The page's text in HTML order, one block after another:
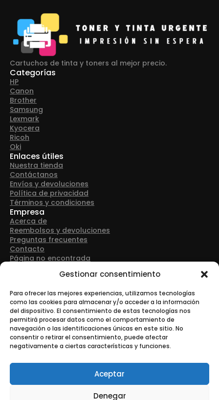
Gestionar consentimiento
Para ofrecer las mejores experiencias, utilizamos tecnologías
como las cookies para almacenar y/o acceder a la información
del dispositivo. El consentimiento de estas tecnologías nos
permitirá procesar datos como el comportamiento de
navegación o las identificaciones únicas en este sitio. No
consentir o retirar el consentimiento, puede afectar
negativamente a ciertas características y funciones.
Aceptar
Denegar
Cartuchos de tinta y toners al mejor precio.
Categorías
HP
Canon
Brother
Samsung
Lexmark
Kyocera
Ricoh
Oki
Enlaces útiles
Nuestra tienda
Contáctanos
Envíos y devoluciones
Política de privacidad
Términos y condiciones
Empresa
Acerca de
Reembolsos y devoluciones
Preguntas frecuentes
Contacto
Página no encontrada
Dirección: Avenida Las Retamas 50, 28922, Alcorcón
Teléfono: +34 916 43 91 88
Correo electrónico: info@tonerurgente.com
© Copyright - Tonerurgente All Rights Reserved.